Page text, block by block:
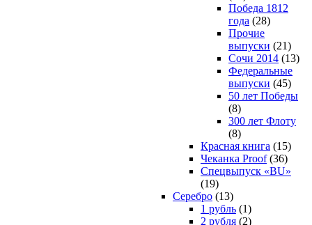
Победа 1812
года (28)
Прочие
выпуски (21)
Сочи 2014 (13)
Федеральные
выпуски (45)
50 лет Победы
(8)
300 лет Флоту
(8)
Красная книга (15)
Чеканка Proof(36)
Спецвыпуск «BU»
(19)
Серебро (13)
1 рубль (1)
2 рубля (2)